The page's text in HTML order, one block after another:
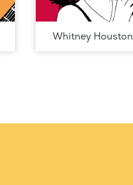
Whitney Houston